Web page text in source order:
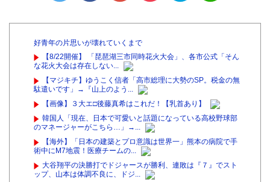
好青年の片思いが壊れていくまで
【8/22開催】 「琵琶湖三市同時花火大会」、各市公式「そん
な花火大会は存在しない...
【マジキチ】ゆうこく信者「高市総理に大勢のSP。税金の無
駄遣いです」→『山上のよう...
【画像】３大エ□後藤真希はこれだ！【乳首あり】
韓国人「現在、日本で可愛いと話題になっている高校野球部
のマネージャーがこちら…」→...
【海外】「日本の建築とプロ意識は世界一」熊本の病院で手
術中にM7地震！医療チームの...
大谷翔平の決勝打でドジャースが勝利、連敗は『７』でスト
ップ、山本は体調不良に、ドジ...